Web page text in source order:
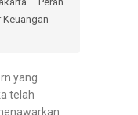
Keuangan
yang
telah